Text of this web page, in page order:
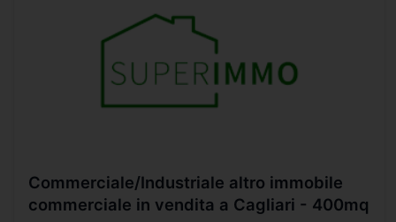
Commerciale/Industriale altro immobile
commerciale in vendita a Cagliari - 400mq